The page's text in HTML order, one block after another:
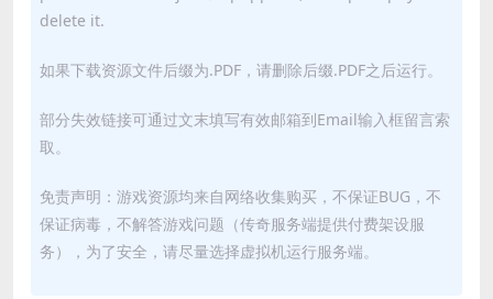
delete it.
如果下载资源文件后缀为.PDF，请删除后缀.PDF之后运行。
部分失效链接可通过文末填写有效邮箱到Email输入框留言索
取。
免责声明：游戏资源均来自网络收集购买，不保证BUG，不
保证病毒，不解答游戏问题（传奇服务端提供付费架设服
务），为了安全，请尽量选择虚拟机运行服务端。